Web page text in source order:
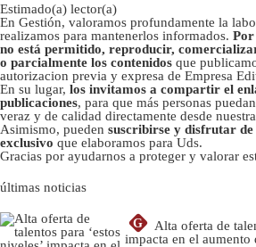
Estimado(a) lector(a)
En Gestión, valoramos profundamente la
realizamos para mantenerlos informados. Por
no está permitido, reproducir,
o parcialmente los contenidos que
autorizacion previa y expresa de Empresa
En su lugar, los invitamos a compartir el
publicaciones, para que más personas
veraz y de calidad directamente desde
Asimismo, pueden suscribirse y disfrutar de
exclusivo que elaboramos para Uds.
Gracias por ayudarnos a proteger y valorar
últimas noticias
G
Alta oferta de
impacta en el aumento